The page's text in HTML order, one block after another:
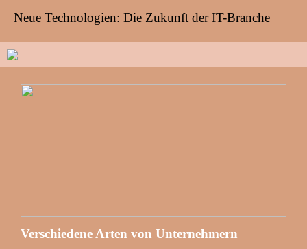
Neue Technologien: Die Zukunft der IT-Branche
Verschiedene Arten von Unternehmern